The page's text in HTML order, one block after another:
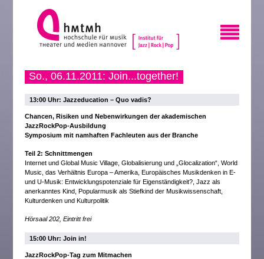
So., 06.11.2011: Join...together!
13:00 Uhr: Jazzeducation – Quo vadis?
Chancen, Risiken und Nebenwirkungen der akademischen
JazzRockPop-Ausbildung
Symposium mit namhaften Fachleuten aus der Branche
Teil 2: Schnittmengen
Internet und Global Music Village, Globalisierung und „Glocalization“, World
Music, das Verhältnis Europa – Amerika, Europäisches Musikdenken in E-
und U-Musik: Entwicklungspotenziale für Eigenständigkeit?, Jazz als
anerkanntes Kind, Popularmusik als Stiefkind der Musikwissenschaft,
Kulturdenken und Kulturpolitik
Hörsaal 202, Eintritt frei
15:00 Uhr: Join in!
JazzRockPop-Tag zum Mitmachen